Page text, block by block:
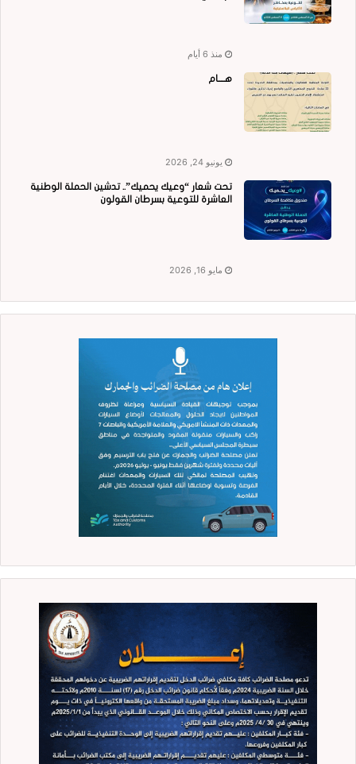
منذ 6 أيام
هــــام
يونيو 24, 2026
تحت شعار “وعيك يحميك”.. تدشين الحملة الوطنية
العاشرة للتوعية بسرطان القولون
مايو 16, 2026